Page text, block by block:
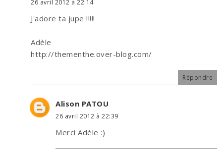
26 avril 2012 à 22:14
J'adore ta jupe !!!!!
Adèle
http://thementhe.over-blog.com/
Répondre
Alison PATOU
26 avril 2012 à 22:39
Merci Adèle :)